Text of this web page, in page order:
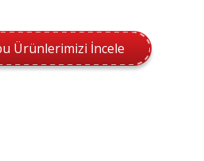
Ürünlerimizi İncele